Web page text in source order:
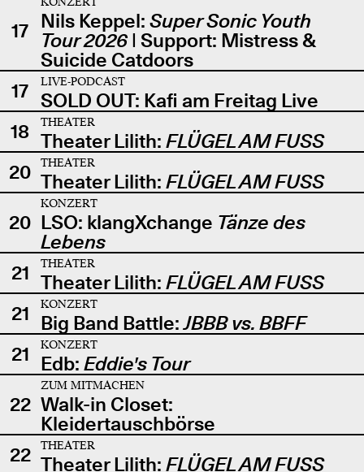
17 Nils Keppel: Super Sonic Youth
Tour 2026| Support: Mistress &
Suicide Catdoors
17
LIVE-PODCAST
SOLD OUT: Kafi am Freitag Live
18
THEATER
Theater Lilith: FLÜGEL AM FUSS
20
THEATER
Theater Lilith: FLÜGEL AM FUSS
20
KONZERT
LSO: klangXchange Tänze des
Lebens
21
THEATER
Theater Lilith: FLÜGEL AM FUSS
21
KONZERT
Big Band Battle:JBBB vs. BBFF
21
KONZERT
Edb: Eddie's Tour
22
ZUM MITMACHEN
Walk-in Closet:
Kleidertauschbörse
22
THEATER
Theater Lilith: FLÜGEL AM FUSS